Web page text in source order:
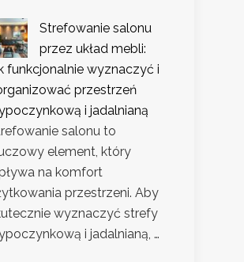
Strefowanie salonu
przez układ mebli:
funkcjonalnie wyznaczyć i
przestrzeń
i jadalnianą
salonu to
element, który
na komfort
przestrzeni. Aby
wyznaczyć strefy
i jadalnianą, …